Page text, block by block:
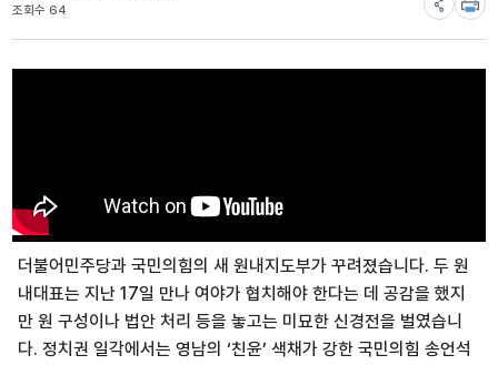
조회수 64
더불어민주당과 국민의힘의 새 원내지도부가 꾸려졌습니다. 두 원
내대표는 지난 17일 만나 여야가 협치해야 한다는 데 공감을 했지
만 원 구성이나 법안 처리 등을 놓고는 미묘한 신경전을 벌였습니
다. 정치권 일각에서는 영남의 ‘친윤’ 색채가 강한 국민의힘 송언석